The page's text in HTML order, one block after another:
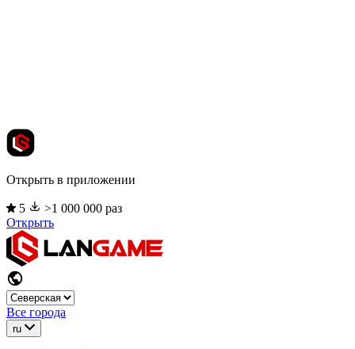
Открыть в приложении
5
>1 000 000 раз
Открыть
Все города
ru